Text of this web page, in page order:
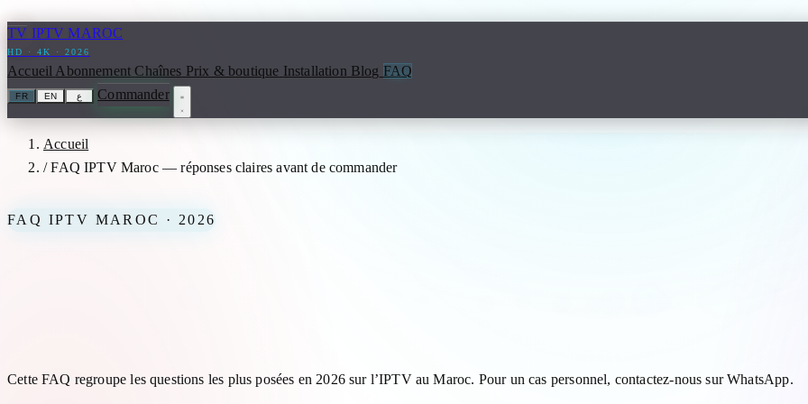
Aller au contenu
TV IPTV MAROC
HD · 4K · 2026
Accueil Abonnement Chaînes Prix & boutique Installation Blog FAQ
FR EN ع Commander
Accueil
/ FAQ IPTV Maroc — réponses claires avant de commander
FAQ IPTV MAROC · 2026
Cette FAQ regroupe les questions les plus posées en 2026 sur l’IPTV au Maroc. Pour un cas personnel, contactez-nous sur WhatsApp.